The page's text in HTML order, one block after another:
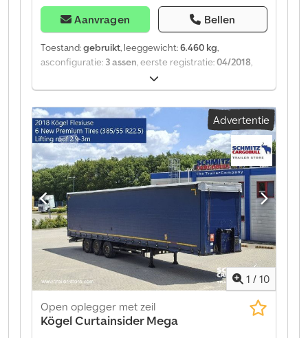
Aanvragen Bellen
Toestand:gebruikt, leeggewicht:6.460 kg,
asconfiguratie: 3 assen, eerste registratie:04/2018,
13.620 mm
2.480 mm, laadruimtehoogte:3.000 mm, laadruimte
inhoud:101 m³, bandenmaten:385/55 R22,5, Bouwjaar:
2018, soort overbrenging: mechanisch
, Uitrusting:
ABS, Leeggewicht: 6.460 kg, DIN EN 12642 (code XL)
certificaat, Laadruimte (L B H): 13.620 mm x 2.480 mm x
3.000 mm, Bandenmaat: 385/55 R22.5, Laadvolume: 101
m³, 1e as: , 2e as: , 3e as: , Zelfnivellerende vering,
Elektronisch Remsysteem (EBS), Schuifdak, 1x15- en
2x7-polige stekker, Antispray, Hefbaar dak (handmatig):
2,9 m - 3,0 m, Zeilensysteem. Een overzicht van alle
beschikbare voertuigen vindt u op onze website.
Financiering nodig? Wij bieden individuele
financieringsoplossingen, full-service contracten en
telematicadiensten. Wij adviseren u graag persoonlijk.
Dodjztg Acspfx Am Hsck
Advertentie
1 / 10
Open oplegger met zeil
KögelCurtainsider Mega